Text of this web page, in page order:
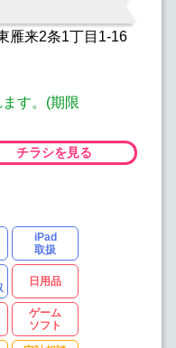
雁来2条1丁目1-16
す。(期限
チラシを見る
iPad
取扱
日用品
ゲーム
ソフト